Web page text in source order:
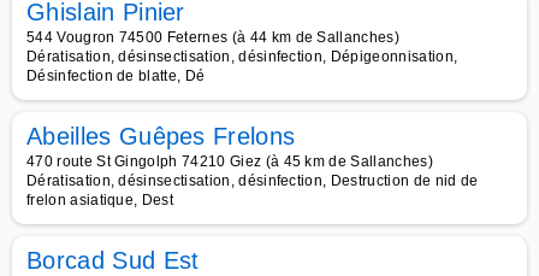
Ghislain Pinier
544 Vougron 74500 Feternes (à 44 km de Sallanches)
Dératisation, désinsectisation, désinfection, Dépigeonnisation,
Désinfection de blatte, Dé
Abeilles Guêpes Frelons
470 route St Gingolph 74210 Giez (à 45 km de Sallanches)
Dératisation, désinsectisation, désinfection, Destruction de nid de
frelon asiatique, Dest
Borcad Sud Est